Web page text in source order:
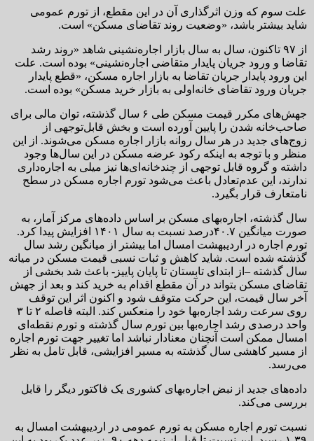
علت سوم که وزن اثرگذاری آن در این مقطع، از تورم عمومی
شاید بیشتر باشد، «وضعیت روند تقاضای مسکن» است.
از ۹۷ تاکنون، سال به سال بازار اجاره‌نشینی شاهد «روند رشد
تقاضا و ورود جریان پایدار متقاضی اجاره‌نشینی» بوده است. علت
این ورود پایدار جریان تقاضا به بازار اجاره مسکن، «قطع پایدار
جریان ورود تقاضای خانه‌اولی به بازار خرید مسکن» بوده است.
جهش‌های مکرر قیمت مسکن طی ۶ سال گذشته، توان مالی برای
صاحب‌خانه شدن را پایین آورده است و بخش قابل‌توجهی از
زوج‌های جدید در هر سال روانه بازار اجاره مسکن می‌شوند. از این
منظر و با توجه به اینکه رکود عرضه مسکن در این سال‌ها وجود
داشته و گروه قابل توجهی از چندخانه‌ای‌ها نیز میلی به اجاره‌داری
ندارند، این عدم‌تعادل باعث می‌شود تورم اجاره مسکن در سطح
نامتعارف قرار بگیرد.
سال گذشته، اجاره‌بهای مسکن بر اساس داده‌های مرکز آمار، به
صورت میانگین ۴۰.۷‌درصد نسبت به سال ۱۴۰۱ افزایش پیدا کرد.
تورم اجاره در اردیبهشت امسال اما بیشتر از میانگین رشد سال
گذشته شده است. شاید کاهش و ثبات نسبی قیمت مسکن در میانه
سال گذشته –از ابتدای تابستان تا پایان پاییز- باعث شد بخشی از
تقاضای مسکن بتواند در آن مقطع اقدام به خرید کند و بعد از جهش
آخر سال قیمت، این حرکت متوقف شود و اکنون اثر این توقف
روی سرعت رشد اجاره‌بها خود را منعکس کند. البته فاصله ۲ تا ۳
واحد درصدی رشد اجاره‌بها بین تورم سال گذشته و تورم نقطه‌ای
امسال ممکن است آنچنان معنادار نباشد اما تغییر جهت تورم اجاره
از مسیر کاهشی سال گذشته به مسیر افزایشی، قابل تامل به نظر
می‌رسد.
داده‌های جدید از نبض اجاره‌بهای کشوری یک فاکتور دیگر را قابل
بررسی می‌کند.
نسبت تورم اجاره مسکن به تورم عمومی در اردیبهشت امسال به